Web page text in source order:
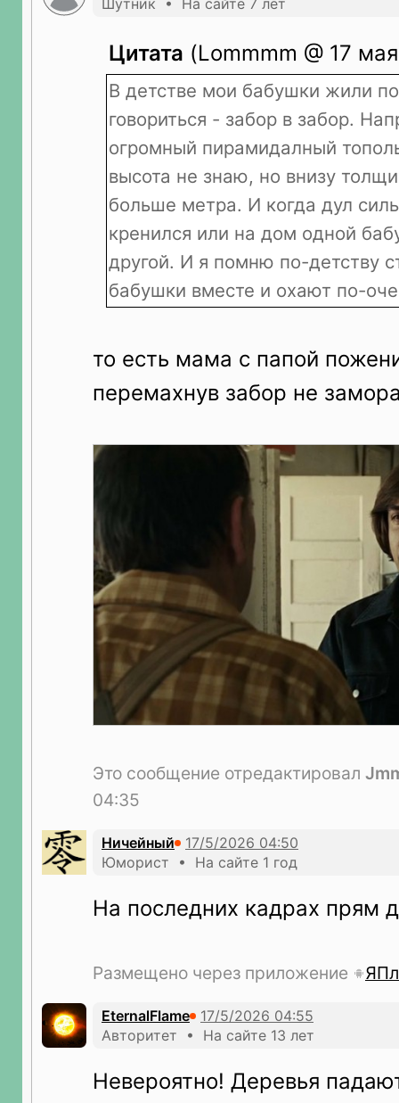
Шутник • На сайте 7 лет
Цитата (Lommmm @ 17
В детстве мои бабушки жили
говориться - забор в забор.
огромный пирамидалный
высота не знаю, но внизу
больше метра. И когда дул
кренился или на дом одной
другой. И я помню по-детству
бабушки вместе и охают по-
то есть мама с папой
перемахнув забор не
Это сообщение отредактировал
04:35
Ничейный
Юморист • На сайте 1 год
На последних кадрах прям
Размещено через приложение
EternalFlame
Авторитет • На сайте 13 лет
Невероятно! Деревья